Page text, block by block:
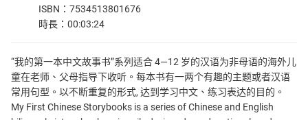
ISBN：7534513801676
時長：00:03:24
“我的第一本中文故事书”系列适合 4—12 岁的汉语为非母语的海外儿
童在老师、父母指导下收听。每本书有一两个有趣的主题或者汉语
常用句型。以不断重复的形式, 达到学习中文、练习表达的目的。
My First Chinese Storybooks is a series of Chinese and English